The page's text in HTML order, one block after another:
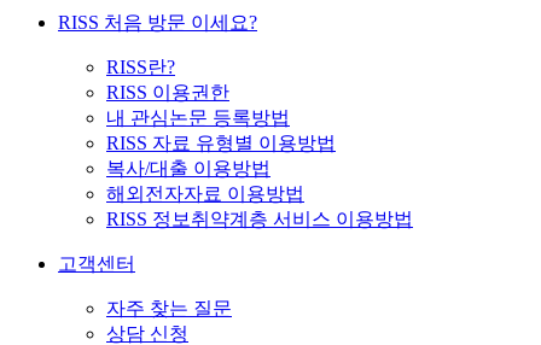
RISS 처음 방문 이세요?
RISS란?
RISS 이용권한
내 관심논문 등록방법
RISS 자료 유형별 이용방법
복사/대출 이용방법
해외전자자료 이용방법
RISS 정보취약계층 서비스 이용방법
고객센터
자주 찾는 질문
상담 신청